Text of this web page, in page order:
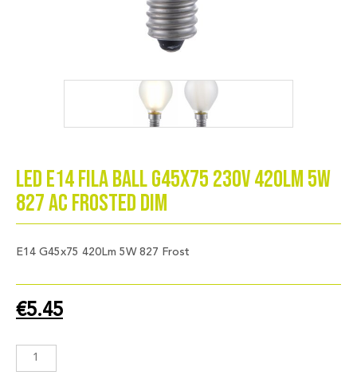
LED E14 Fila Ball G45x75 230V 420Lm 5W
827 AC Frosted Dim
E14 G45x75 420Lm 5W 827 Frost
€5.45
LED